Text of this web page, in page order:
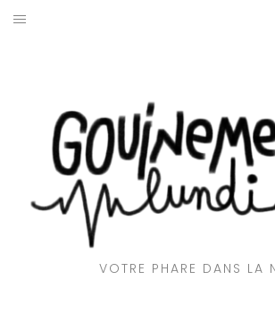
Aller
VOTRE PHARE DANS LA
🎶CLUB GOUINE
👅 AVEC LA LANGUE
🌇 REPORTAGES
💬 INTERVIEWS